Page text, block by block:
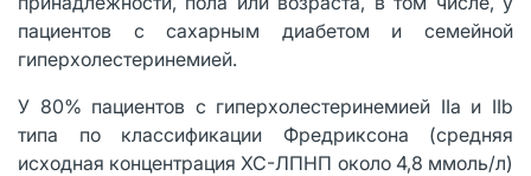
пациентов с сахарным диабетом и семейной
гиперхолестеринемией.
У 80% пациентов с гиперхолестеринемией IIа и IIb
типа по классификации Фредриксона (средняя
исходная концентрация ХС-ЛПНП около 4,8 ммоль/л)